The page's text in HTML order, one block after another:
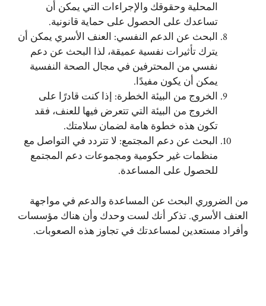
المحلية وحقوقك والإجراءات التي يمكن أن
تساعدك على الحصول على حماية قانونية.
البحث عن الدعم النفسي: العنف الأسري يمكن أن
يترك تأثيرات نفسية عميقة، لذا البحث عن دعم
نفسي من المحترفين في مجال الصحة النفسية
يمكن أن يكون مفيدًا.
الخروج من البيئة الخطرة: إذا كنت قادرًا على
الخروج من البيئة التي تتعرض فيها للعنف، فقد
تكون هذه خطوة هامة لضمان سلامتك.
البحث عن دعم المجتمع: لا تتردد في التواصل مع
منظمات غير حكومية ومجموعات دعم المجتمع
للحصول على المساعدة.
من الضروري البحث عن المساعدة والدعم في مواجهة
العنف الأسري. تذكر أنك لست وحدك وأن هناك مؤسسات
وأفراد مستعدين لمساعدتك في تجاوز هذه الصعوبات.